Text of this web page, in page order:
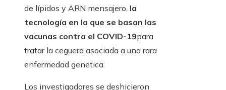
de lípidos y ARN mensajero, la
tecnología en la que se basan las
vacunas contra el COVID-19para
tratar la ceguera asociada a una rara
enfermedad genetica.
Los investigadores se deshicieron